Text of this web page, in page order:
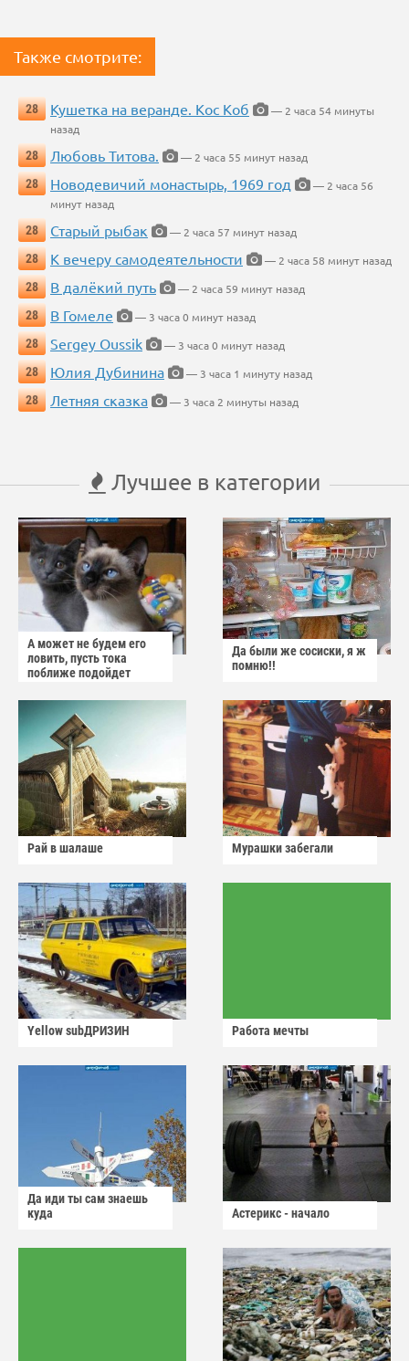
Также смотрите:
28 Кушетка на веранде. Кос Коб
— 2 часа 54 минуты
назад
28
Любовь Титова.
— 2 часа 55 минут назад
28
Новодевичий монастырь, 1969 год
— 2 часа 56
минут назад
28
Старый рыбак
— 2 часа 57 минут назад
28
К вечеру самодеятельности
— 2 часа 58 минут назад
28
В далёкий путь
— 2 часа 59 минут назад
28
В Гомеле
— 3 часа 0 минут назад
28
Sergey Oussik
— 3 часа 0 минут назад
28
Юлия Дубинина
— 3 часа 1 минуту назад
28
Летняя сказка — 3 часа 2 минуты назад
Лучшее в категории
А может не будем его
ловить, пусть тока
поближе подойдет
Да были же сосиски, я ж
помню!!
Рай в шалаше Мурашки забегали
Yellow subДРИЗИН Работа мечты
Да иди ты сам знаешь
куда
Астерикс - начало